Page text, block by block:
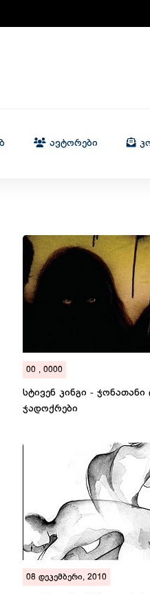
Ავტორები
00 , 0000
სტივენ კინგი - ჯონათანი
ჯადოქრები
08 დეკემბერი, 2010